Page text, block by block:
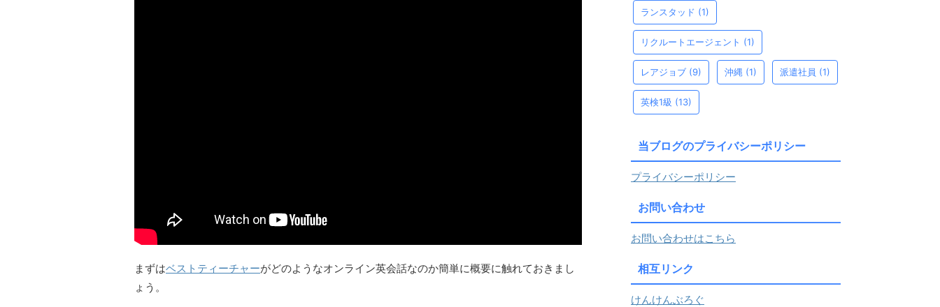
まずはベストティーチャーがどのようなオンライン英会話なのか簡単に概要に触れておきまし
ょう。
ランスタッド (1)
リクルートエージェント (1)
レアジョブ (9) 沖縄 (1) 派遣社員 (1)
英検1級 (13)
当ブログのプライバシーポリシー
プライバシーポリシー
お問い合わせ
お問い合わせはこちら
相互リンク
けんけんぶろぐ